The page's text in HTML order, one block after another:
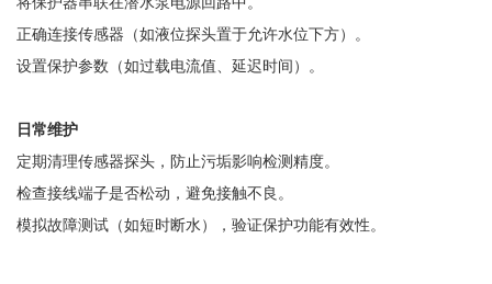
正确连接传感器（如液位探头置于允许水位下方）。
设置保护参数（如过载电流值、延迟时间）。
日常维护
定期清理传感器探头，防止污垢影响检测精度。
检查接线端子是否松动，避免接触不良。
模拟故障测试（如短时断水），验证保护功能有效性。